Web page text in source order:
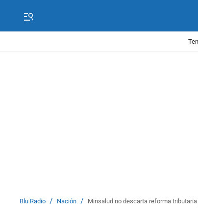
Blu Radio / Nación / Minsalud no descarta reforma